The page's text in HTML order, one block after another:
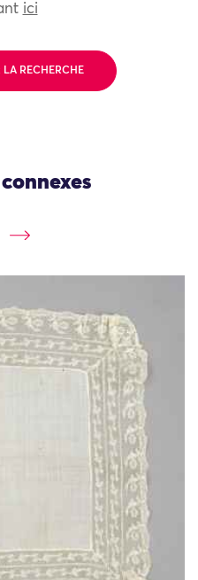
ici
LA RECHERCHE